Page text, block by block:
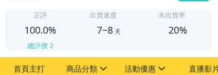
正評
100.0%
總評價 2
出貨速度
7~8 天
未出貨率
20%
首頁主打 商品分類 活動優惠 直播影